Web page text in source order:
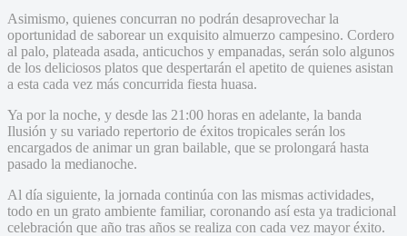
Asimismo, quienes concurran no podrán desaprovechar la
oportunidad de saborear un exquisito almuerzo campesino. Cordero
al palo, plateada asada, anticuchos y empanadas, serán solo algunos
de los deliciosos platos que despertarán el apetito de quienes asistan
a esta cada vez más concurrida fiesta huasa.
Ya por la noche, y desde las 21:00 horas en adelante, la banda
Ilusión y su variado repertorio de éxitos tropicales serán los
encargados de animar un gran bailable, que se prolongará hasta
pasado la medianoche.
Al día siguiente, la jornada continúa con las mismas actividades,
todo en un grato ambiente familiar, coronando así esta ya tradicional
celebración que año tras años se realiza con cada vez mayor éxito.